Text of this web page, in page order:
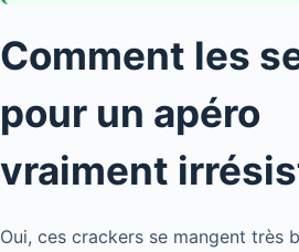
Comment les
pour un apéro
vraiment
Oui, ces crackers se mangent très